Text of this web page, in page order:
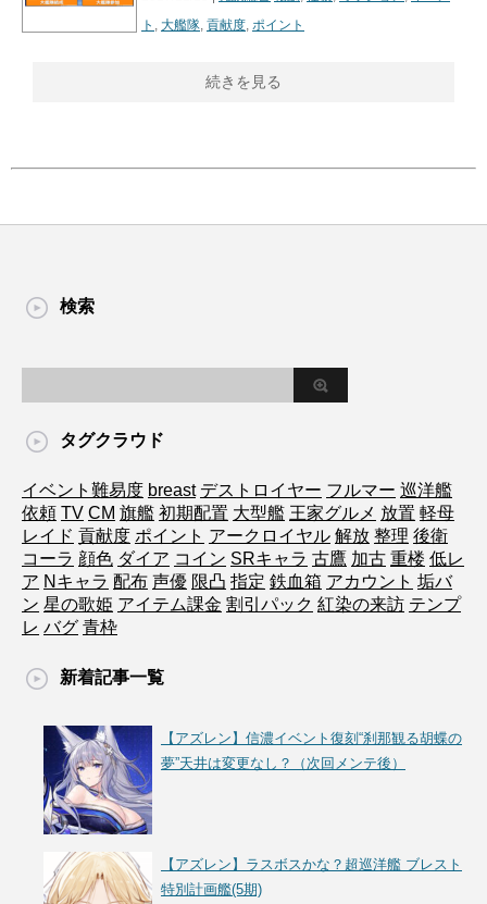
ト , 大艦隊, 貢献度, ポイント
続きを見る
検索
タグクラウド
イベント難易度 breast デストロイヤー フルマー 巡洋艦
依頼 TV CM 旗艦 初期配置 大型艦 王家グルメ 放置 軽母
レイド 貢献度 ポイント アークロイヤル 解放 整理 後衛
コーラ 顔色 ダイア コイン SRキャラ 古鷹 加古 重楼 低レ
ア Nキャラ 配布 声優 限凸 指定 鉄血箱 アカウント 垢バ
ン 星の歌姫 アイテム課金 割引パック 紅染の来訪 テンプ
レ バグ 青枠
新着記事一覧
【アズレン】信濃イベント復刻“刹那観る胡蝶の
夢”天井は変更なし？（次回メンテ後）
【アズレン】ラスボスかな？超巡洋艦 ブレスト
特別計画艦(5期)